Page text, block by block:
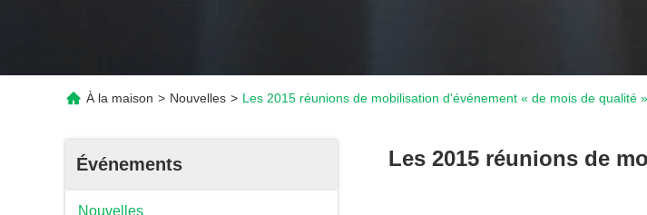
À la maison > Nouvelles > Les 2015 réunions de mobilisation d'événement « de mois de qualité
Événements
Nouvelles
Les 2015 réunions de